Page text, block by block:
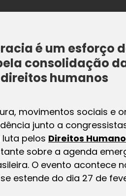
é um esforço
consolidação
humanos
movimentos sociais e
junto a
luta pelos Direitos
sobre a agenda
O evento acontece
estende do dia 27 de